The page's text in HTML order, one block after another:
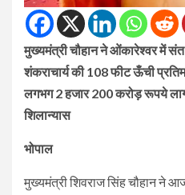
मुख्यमंत्री चौहान ने ओंकारेश्वर में
शंकराचार्य की 108 फीट ऊँची
लगभग 2 हजार 200 करोड़ रूपये
शिलान्यास
भोपाल
मुख्यमंत्री शिवराज सिंह चौहान ने